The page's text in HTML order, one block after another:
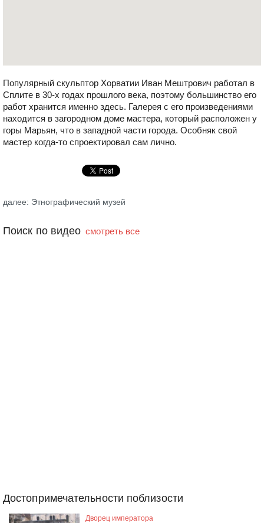
Популярный скульптор Хорватии Иван Мештрович работал в
Сплите в 30-х годах прошлого века, поэтому большинство его
работ хранится именно здесь. Галерея с его произведениями
находится в загородном доме мастера, который расположен у
горы Марьян, что в западной части города. Особняк свой
мастер когда-то спроектировал сам лично.
далее: Этнографический музей
Поиск по видео смотреть все
Достопримечательности поблизости
Дворец императора